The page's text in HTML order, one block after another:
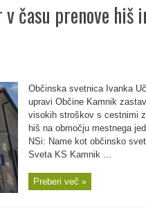
času prenove hiš
Občinska svetnica Ivanka
upravi Občine Kamnik
visokih stroškov s cestnimi
hiš na območju mestnega
NSi: Name kot občinsko
Sveta KS Kamnik ...
Preberi več »